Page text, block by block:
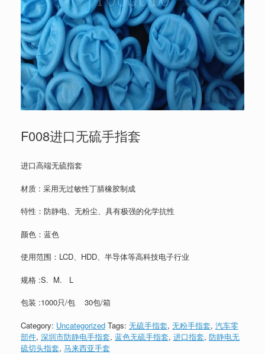
F008进口无硫手指套
进口高端无硫指套
材质 : 采用无过敏性丁腈橡胶制成
特性：防静电、无粉尘、具有极强的化学抗性
颜色：蓝色
使用范围：LCD、HDD、半导体等高科技电子行业
规格 :S. M. L
包装 :1000只/包 30包/箱
Category: Uncategorized Tags: 无硫手指套, 无粉手指套, 汽车零
部件, 深圳市防静电手指套, 蓝色无硫手指套, 进口指套, 防静电无
硫切头指套, 马来西亚手套